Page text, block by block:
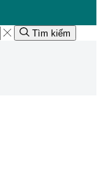
Tìm kiếm